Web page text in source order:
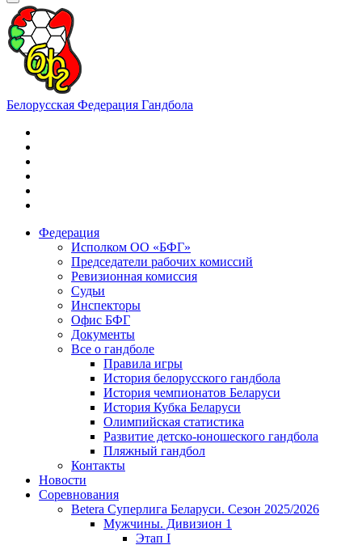
Белорусская Федерация Гандбола
Федерация
Исполком ОО «БФГ»
Председатели рабочих комиссий
Ревизионная комиссия
Судьи
Инспекторы
Офис БФГ
Документы
Все о гандболе
Правила игры
История белорусского гандбола
История чемпионатов Беларуси
История Кубка Беларуси
Олимпийская статистика
Развитие детско-юношеского гандбола
Пляжный гандбол
Контакты
Новости
Соревнования
Betera Суперлига Беларуси. Сезон 2025/2026
Мужчины. Дивизион 1
Этап I